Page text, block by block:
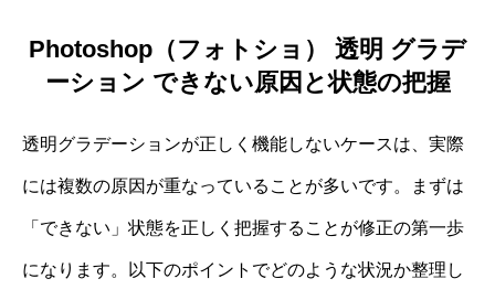
Photoshop（フォトショ） 透明 グラデ
ーション できない原因と状態の把握
透明グラデーションが正しく機能しないケースは、実際
には複数の原因が重なっていることが多いです。まずは
「できない」状態を正しく把握することが修正の第一歩
になります。以下のポイントでどのような状況か整理し